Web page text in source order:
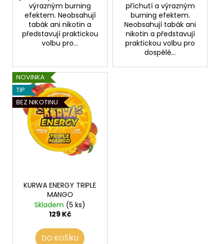
výrazným burning
efektem. Neobsahují
tabák ani nikotin a
představují praktickou
volbu pro...
příchutí a výrazným
burning efektem.
Neobsahují tabák ani
nikotin a představují
praktickou volbu pro
dospělé...
NOVINKA
TIP
BEZ NIKOTINU
KURWA ENERGY TRIPLE
MANGO
Skladem (5 ks)
129 Kč
DO KOŠÍKU